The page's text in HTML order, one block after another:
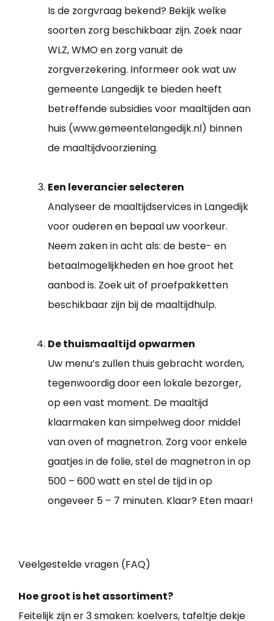
Is de zorgvraag bekend? Bekijk welke
soorten zorg beschikbaar zijn. Zoek naar
WLZ, WMO en zorg vanuit de
zorgverzekering. Informeer ook wat uw
gemeente Langedijk te bieden heeft
betreffende subsidies voor maaltijden aan
huis (www.gemeentelangedijk.nl) binnen
de maaltijdvoorziening.
Een leverancier selecteren
Analyseer de maaltijdservices in Langedijk
voor ouderen en bepaal uw voorkeur.
Neem zaken in acht als: de beste- en
betaalmogelijkheden en hoe groot het
aanbod is. Zoek uit of proefpakketten
beschikbaar zijn bij de maaltijdhulp.
De thuismaaltijd opwarmen
Uw menu’s zullen thuis gebracht worden,
tegenwoordig door een lokale bezorger,
op een vast moment. De maaltijd
klaarmaken kan simpelweg door middel
van oven of magnetron. Zorg voor enkele
gaatjes in de folie, stel de magnetron in op
500 – 600 watt en stel de tijd in op
ongeveer 5 – 7 minuten. Klaar? Eten maar!
Veelgestelde vragen (FAQ)
Hoe groot is het assortiment?
Feitelijk zijn er 3 smaken: koelvers, tafeltje dekje